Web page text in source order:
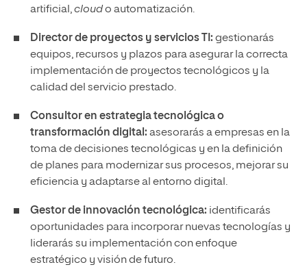
artificial,cloudo automatización.
Director de proyectos y servicios TI: gestionarás
equipos, recursos y plazos para asegurar la correcta
implementación de proyectos tecnológicos y la
calidad del servicio prestado.
Consultor en estrategia tecnológica o
transformación digital: asesorarás a empresas en la
toma de decisiones tecnológicas y en la definición
de planes para modernizar sus procesos, mejorar su
eficiencia y adaptarse al entorno digital.
Gestor de innovación tecnológica: identificarás
oportunidades para incorporar nuevas tecnologías y
liderarás su implementación con enfoque
estratégico y visión de futuro.